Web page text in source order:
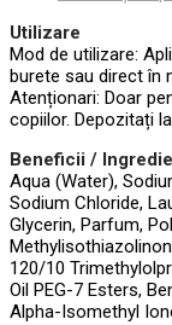
Utilizare
Mod de utilizare:
burete sau direct în
Atenționari: Doar
copiilor. Depozitați
Beneficii /
Aqua (Water),
Sodium Chloride,
Glycerin, Parfum,
120/10
Oil PEG-7 Esters,
Alpha-Isomethyl